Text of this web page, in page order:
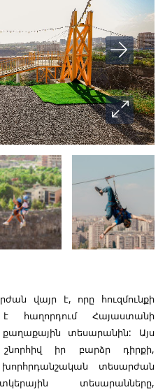
վայր է, որը հուզմունքի
հաղորդում Հայաստանի
տեսարանին: Այս
իր բարձր դիրքի,
տեսարժան
տեսարանները,